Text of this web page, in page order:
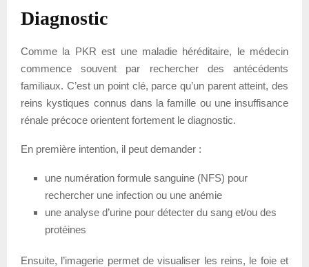
Diagnostic
Comme la PKR est une maladie héréditaire, le médecin
commence souvent par rechercher des antécédents
familiaux. C’est un point clé, parce qu’un parent atteint, des
reins kystiques connus dans la famille ou une insuffisance
rénale précoce orientent fortement le diagnostic.
En première intention, il peut demander :
une numération formule sanguine (NFS) pour
rechercher une infection ou une anémie
une analyse d’urine pour détecter du sang et/ou des
protéines
Ensuite, l’imagerie permet de visualiser les reins, le foie et